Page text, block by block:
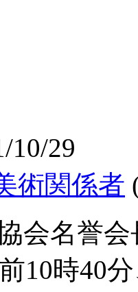
10/29
術関係者
会名誉
10時40